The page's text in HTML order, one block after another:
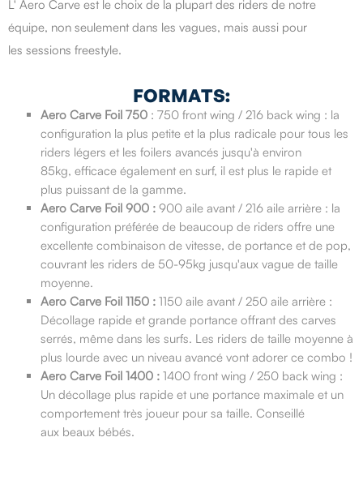
L' Aero Carve est le choix de la plupart des riders de notre
équipe, non seulement dans les vagues, mais aussi pour
les sessions freestyle.
FORMATS:
Aero Carve Foil 750 : 750 front wing / 216 back wing : la
configuration la plus petite et la plus radicale pour tous les
riders légers et les foilers avancés jusqu'à environ
85kg, efficace également en surf, il est plus le rapide et
plus puissant de la gamme.
Aero Carve Foil 900 : 900 aile avant / 216 aile arrière : la
configuration préférée de beaucoup de riders offre une
excellente combinaison de vitesse, de portance et de pop,
couvrant les riders de 50-95kg jusqu'aux vague de taille
moyenne.
Aero Carve Foil 1150 : 1150 aile avant / 250 aile arrière :
Décollage rapide et grande portance offrant des carves
serrés, même dans les surfs. Les riders de taille moyenne à
plus lourde avec un niveau avancé vont adorer ce combo !
Aero Carve Foil 1400 : 1400 front wing / 250 back wing :
Un décollage plus rapide et une portance maximale et un
comportement très joueur pour sa taille. Conseillé
aux beaux bébés.